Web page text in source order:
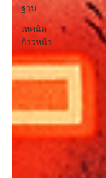
ฐาน
เทคนิค
ก้าวหน้า